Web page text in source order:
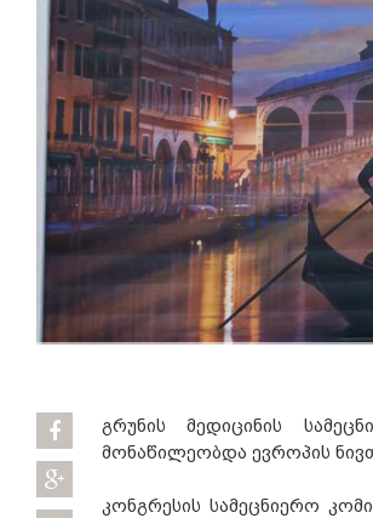
გრუნის მედიცინის
მონაწილეობდა ევროპის
კონგრესის სამეცნიერო